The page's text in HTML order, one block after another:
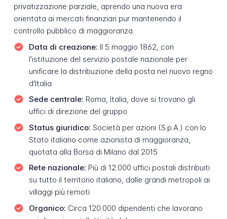
privatizzazione parziale, aprendo una nuova era
orientata ai mercati finanziari pur mantenendo il
controllo pubblico di maggioranza.
Data di creazione: Il 5 maggio 1862, con
l'istituzione del servizio postale nazionale per
unificare la distribuzione della posta nel nuovo regno
d'Italia
Sede centrale: Roma, Italia, dove si trovano gli
uffici di direzione del gruppo
Status giuridico: Società per azioni (S.p.A.) con lo
Stato italiano come azionista di maggioranza,
quotata alla Borsa di Milano dal 2015
Rete nazionale: Più di 12.000 uffici postali distribuiti
su tutto il territorio italiano, dalle grandi metropoli ai
villaggi più remoti
Organico: Circa 120.000 dipendenti che lavorano